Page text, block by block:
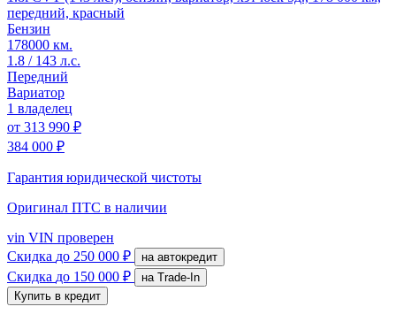
передний, красный
Бензин
178000 км.
1.8 / 143 л.с.
Передний
Вариатор
1 владелец
от 313 990 ₽
384 000 ₽
Гарантия юридической чистоты
Оригинал ПТС в наличии
vin VIN проверен
Скидка до 250 000 ₽ на автокредит
Скидка до 150 000 ₽
на Trade-In
Купить в кредит